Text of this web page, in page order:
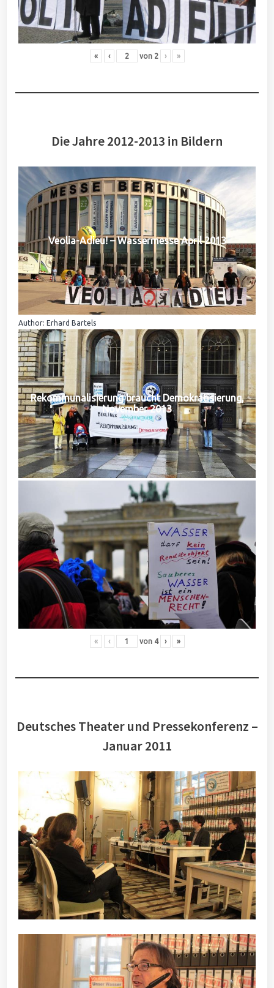
« ‹ von 2 › »
Die Jahre 2012-2013 in Bildern
Veolia-Adieu! – Wassermesse April 2013
Author: Erhard Bartels
Rekommunalisierung braucht Demokratisierung,
November 2013
« ‹ von 4 › »
Deutsches Theater und Pressekonferenz –
Januar 2011